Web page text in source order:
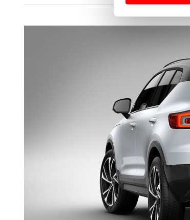
Usamos cookies
funcionalidades
e organizações
O ACP
consentimento
Realçamos que
navegação no
Consulte a